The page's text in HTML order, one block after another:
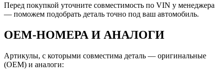
Перед покупкой уточните совместимость по VIN у менеджера
— поможем подобрать деталь точно под ваш автомобиль.
OEM-НОМЕРА И АНАЛОГИ
Артикулы, с которыми совместима деталь — оригинальные
(OEM) и аналоги: